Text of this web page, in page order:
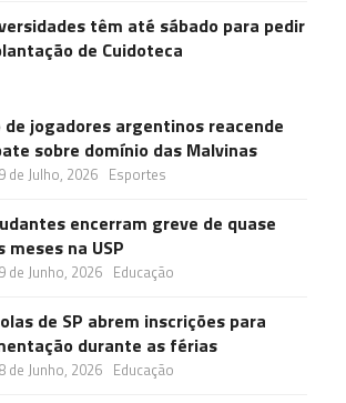
têm até sábado para pedir
de Cuidoteca
jogadores argentinos reacende
sobre domínio das Malvinas
de Julho, 2026 Esportes
encerram greve de quase
meses na USP
de Junho, 2026 Educação
de SP abrem inscrições para
durante as férias
de Junho, 2026 Educação